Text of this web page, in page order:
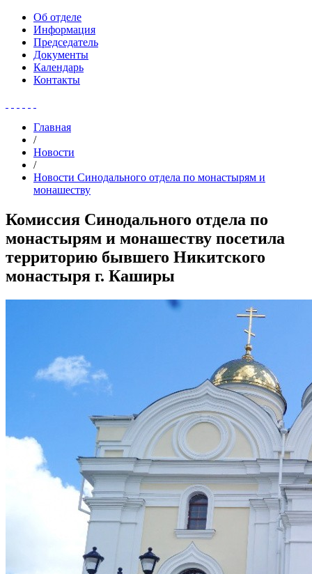
Об отделе
Информация
Председатель
Документы
Календарь
Контакты
Главная
/
Новости
/
Новости Синодального отдела по монастырям и
монашеству
Комиссия Синодального отдела по
монастырям и монашеству посетила
территорию бывшего Никитского
монастыря г. Каширы